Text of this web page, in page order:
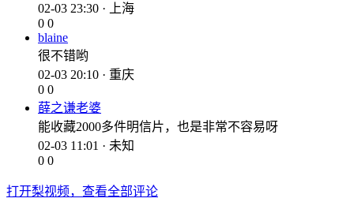
02-03 23:30 · 上海
0 0
blaine
很不错哟
02-03 20:10 · 重庆
0 0
薛之谦老婆
能收藏2000多件明信片，也是非常不容易呀
02-03 11:01 · 未知
0 0
打开梨视频，查看全部评论